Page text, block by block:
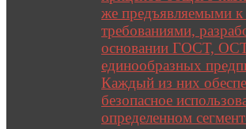
же предъявляемыми к
требованиями,
основании ГОСТ,
единообразных
Каждый из них
безопасное
определенном